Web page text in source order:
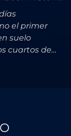
el primer
suelo
cuartos de